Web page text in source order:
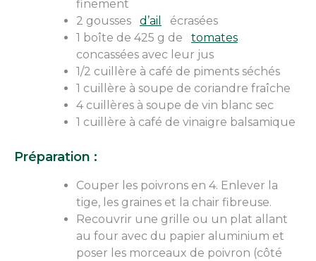
finement
2 gousses
d’ail
écrasées
1 boîte de 425 g de
tomates
concassées avec leur jus
1/2 cuillère à café de piments séchés
1 cuillère à soupe de coriandre fraîche
4 cuillères à soupe de vin blanc sec
1 cuillère à café de vinaigre balsamique
Préparation :
Couper les poivrons en 4. Enlever la
tige, les graines et la chair fibreuse.
Recouvrir une grille ou un plat allant
au four avec du papier aluminium et
poser les morceaux de poivron (côté